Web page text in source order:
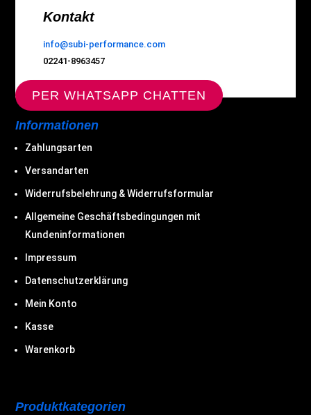
Kontakt
info@subi-performance.com
02241-8963457
PER WHATSAPP CHATTEN
Informationen
Zahlungsarten
Versandarten
Widerrufsbelehrung & Widerrufsformular
Allgemeine Geschäftsbedingungen mit
Kundeninformationen
Impressum
Datenschutzerklärung
Mein Konto
Kasse
Warenkorb
Produktkategorien